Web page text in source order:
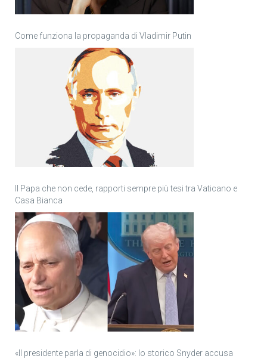
Come funziona la propaganda di Vladimir Putin
Il Papa che non cede, rapporti sempre più tesi tra Vaticano e
Casa Bianca
«Il presidente parla di genocidio»: lo storico Snyder accusa